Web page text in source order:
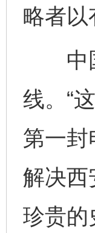
略者以
中国
线。“
第一
解决西
珍贵的